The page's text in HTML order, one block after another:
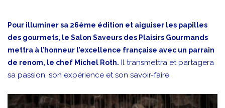
Pour illuminer sa 26ème édition et aiguiser les papilles
des gourmets, le Salon Saveurs des Plaisirs Gourmands
mettra à l’honneur l’excellence française avec un parrain
de renom, le chef Michel Roth. Il transmettra et partagera
sa passion, son expérience et son savoir-faire.